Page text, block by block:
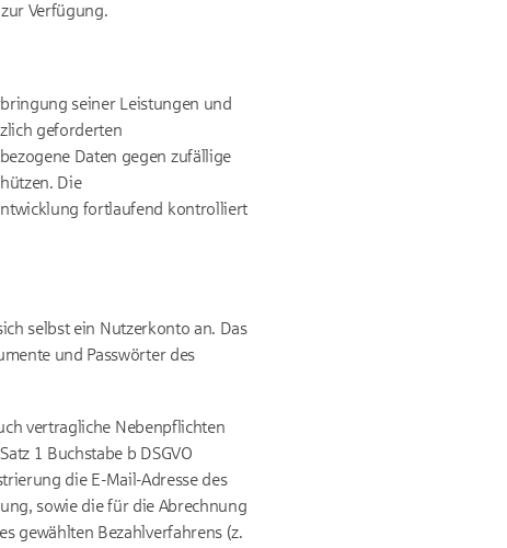
Verfügung.
seiner Leistungen und
geforderten
Daten gegen zufällige
Die
fortlaufend kontrolliert
selbst ein Nutzerkonto an. Das
und Passwörter des
vertragliche Nebenpflichten
1 Buchstabe b DSGVO
die E-Mail-Adresse des
sowie die für die Abrechnung
gewählten Bezahlverfahrens (z.